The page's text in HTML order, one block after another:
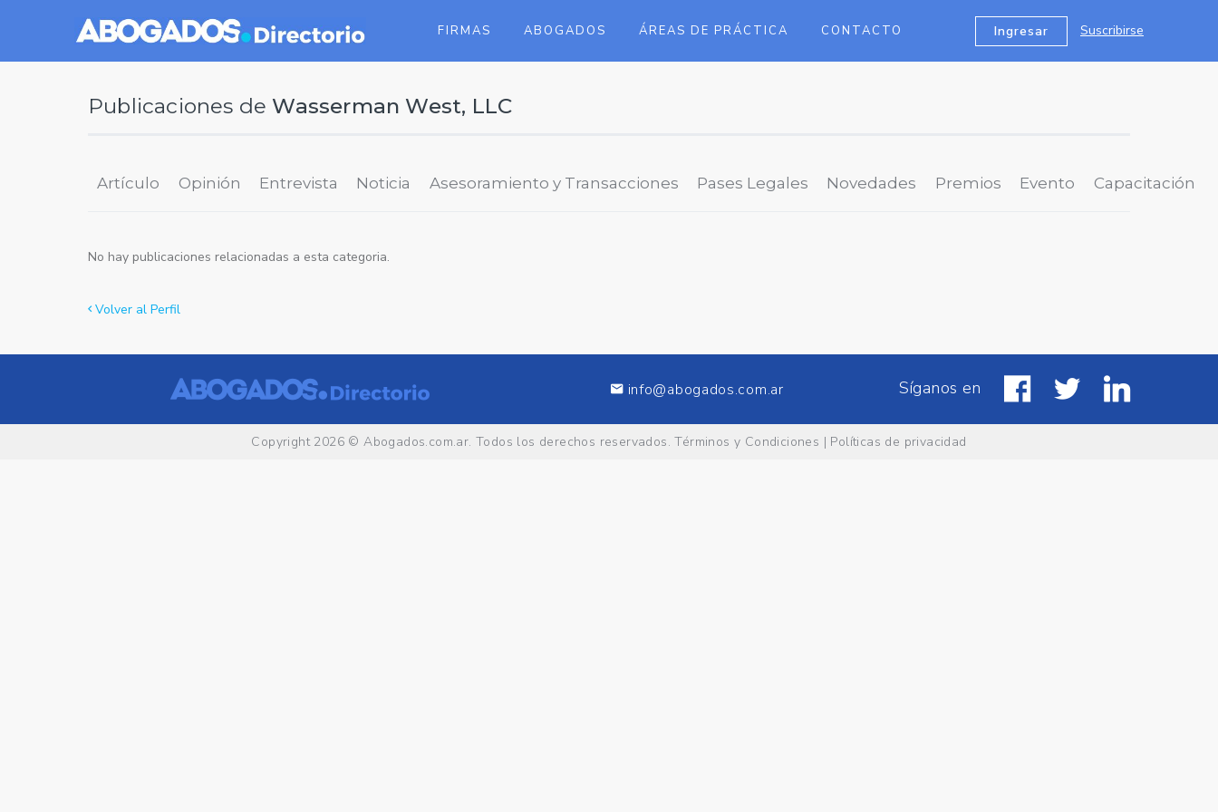
FIRMAS ABOGADOS ÁREAS DE PRÁCTICA CONTACTO Ingresar Suscribirse
Publicaciones de Wasserman West, LLC
Artículo Opinión Entrevista Noticia Asesoramiento y Transacciones Pases Legales Novedades Premios Evento Capacitación
No hay publicaciones relacionadas a esta categoria.
Volver al Perfil
info@abogados.com.ar Síganos en
Copyright 2026 ©Abogados.com.ar. Todos los derechos reservados.Términos y Condiciones | Políticas de privacidad